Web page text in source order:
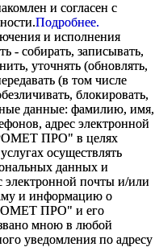
и согласен с
Подробнее.
и исполнения
- собирать, записывать,
уточнять (обновлять,
(в том числе
блокировать,
данные: фамилию, имя,
адрес электронной
ПРО" в целях
осуществлять
данных и
электронной почты и/или
и информацию о
ПРО" и его
мною в любой
уведомления по адресу